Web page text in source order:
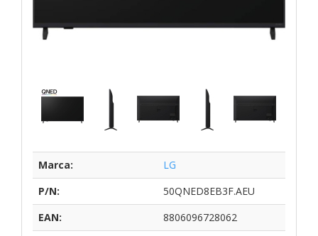
Marca:
LG
P/N:
50QNED8EB3F.AEU
EAN:
8806096728062